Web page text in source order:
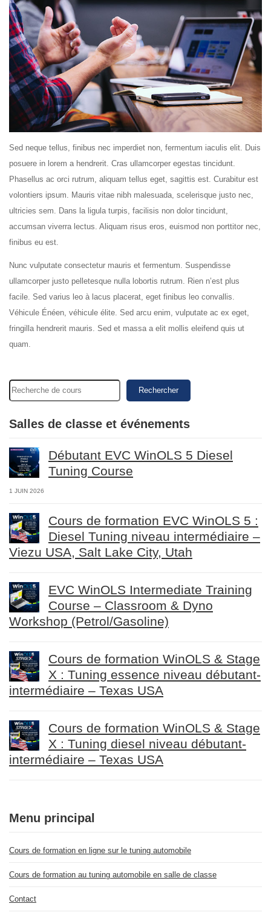
Sed neque tellus, finibus nec imperdiet non, fermentum iaculis elit. Duis
posuere in lorem a hendrerit. Cras ullamcorper egestas tincidunt.
Phasellus ac orci rutrum, aliquam tellus eget, sagittis est. Curabitur est
volontiers ipsum. Mauris vitae nibh malesuada, scelerisque justo nec,
ultricies sem. Dans la ligula turpis, facilisis non dolor tincidunt,
accumsan viverra lectus. Aliquam risus eros, euismod non porttitor nec,
finibus eu est.
Nunc vulputate consectetur mauris et fermentum. Suspendisse
ullamcorper justo pelletesque nulla lobortis rutrum. Rien n’est plus
facile. Sed varius leo à lacus placerat, eget finibus leo convallis.
Véhicule Énéen, véhicule élite. Sed arcu enim, vulputate ac ex eget,
fringilla hendrerit mauris. Sed et massa a elit mollis eleifend quis ut
quam.
Rechercher
Salles de classe et événements
Débutant EVC WinOLS 5 Diesel
Tuning Course
1 JUIN 2026
Cours de formation EVC WinOLS 5 :
Diesel Tuning niveau intermédiaire –
Viezu USA, Salt Lake City, Utah
EVC WinOLS Intermediate Training
Course – Classroom & Dyno
Workshop (Petrol/Gasoline)
Cours de formation WinOLS & Stage
X : Tuning essence niveau débutant-
intermédiaire – Texas USA
Cours de formation WinOLS & Stage
X : Tuning diesel niveau débutant-
intermédiaire – Texas USA
Menu principal
Cours de formation en ligne sur le tuning automobile
Cours de formation au tuning automobile en salle de classe
Contact